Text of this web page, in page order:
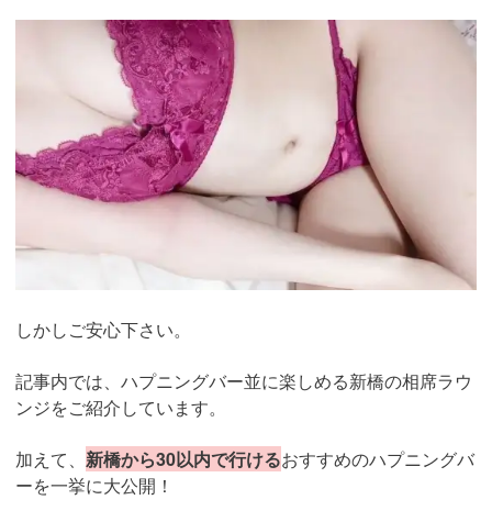
しかしご安心下さい。
記事内では、ハプニングバー並に楽しめる新橋の相席ラウ
ンジをご紹介しています。
加えて、 新橋から30以内で行けるおすすめのハプニングバ
ーを一挙に大公開！